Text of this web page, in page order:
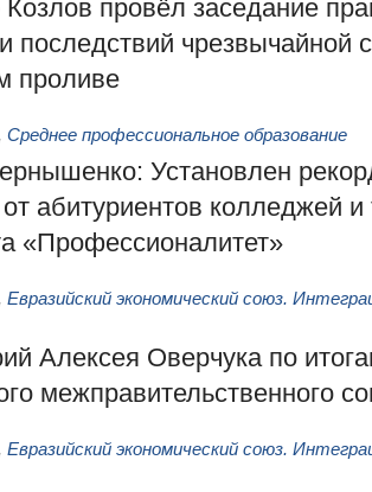
провёл заседание
последствий чрезвычайной
проливе
, Среднее профессиональное образование
Установлен
абитуриентов колледжей и
«Профессионалитет»
, Евразийский экономический союз.
Алексея Оверчука по
межправительственного
, Евразийский экономический союз.